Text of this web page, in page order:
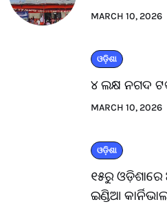
MARCH 10, 2026
ଓଡ଼ିଶା
୪ ଲକ୍ଷ ନଗଦ
MARCH 10, 2026
ଓଡ଼ିଶା
୧୫ରୁ
ଇଣ୍ଡିଆ